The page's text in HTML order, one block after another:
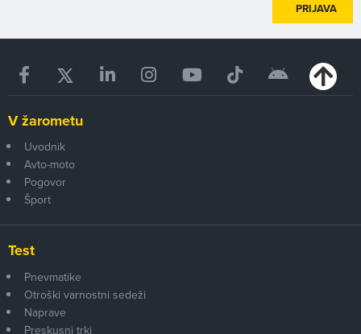
PRIJAVA
V žarometu
Uvodnik
Avto-moto
Pogovor
Šport
Test
Pnevmatike
Otroški varnostni sedeži
Naprave
Preskusni trki